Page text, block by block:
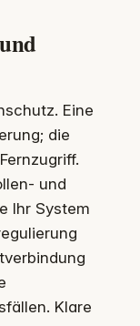
Eine
die
und
Ihr System
Klare